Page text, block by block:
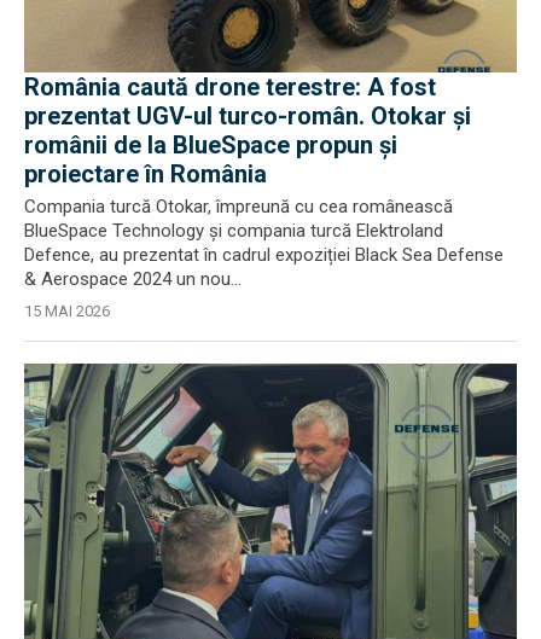
România caută drone terestre: A fost
prezentat UGV-ul turco-român. Otokar și
românii de la BlueSpace propun și
proiectare în România
Compania turcă Otokar, împreună cu cea românească
BlueSpace Technology și compania turcă Elektroland
Defence, au prezentat în cadrul expoziției Black Sea Defense
& Aerospace 2024 un nou...
15 MAI 2026